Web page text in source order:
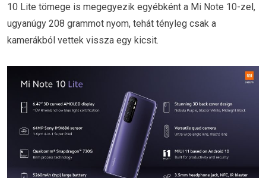
10 Lite tömege is megegyezik egyébként a Mi Note 10-zel,
ugyanúgy 208 grammot nyom, tehát tényleg csak a
kamerákból vettek vissza egy kicsit.